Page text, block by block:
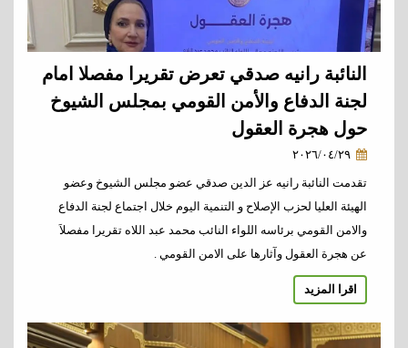
النائبة رانيه صدقي تعرض تقريرا مفصلا امام
لجنة الدفاع والأمن القومي بمجلس الشيوخ
حول هجرة العقول
تقدمت النائبة رانيه عز الدين صدقي عضو مجلس الشيوخ وعضو
الهيئة العليا لحزب الإصلاح و التنمية اليوم خلال اجتماع لجنة الدفاع
والامن القومي برئاسه اللواء النائب محمد عبد اللاه تقريرا مفصلاَ
عن هجرة العقول وآثارها على الامن القومي .
اقرا المزيد